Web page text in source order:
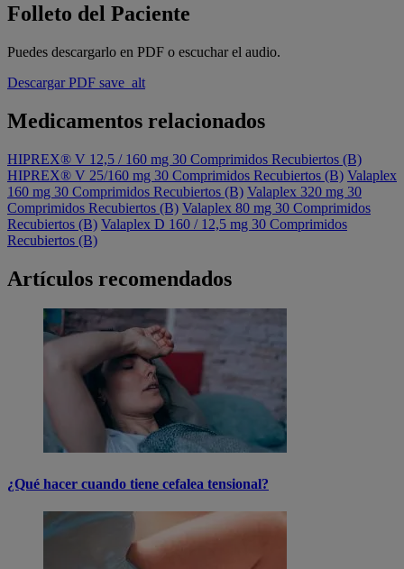
Folleto del Paciente
Puedes descargarlo en PDF o escuchar el audio.
Descargar PDF save_alt
Medicamentos relacionados
HIPREX® V 12,5 / 160 mg 30 Comprimidos Recubiertos (B)
HIPREX® V 25/160 mg 30 Comprimidos Recubiertos (B) Valaplex
160 mg 30 Comprimidos Recubiertos (B) Valaplex 320 mg 30
Comprimidos Recubiertos (B) Valaplex 80 mg 30 Comprimidos
Recubiertos (B) Valaplex D 160 / 12,5 mg 30 Comprimidos
Recubiertos (B)
Artículos recomendados
¿Qué hacer cuando tiene cefalea tensional?